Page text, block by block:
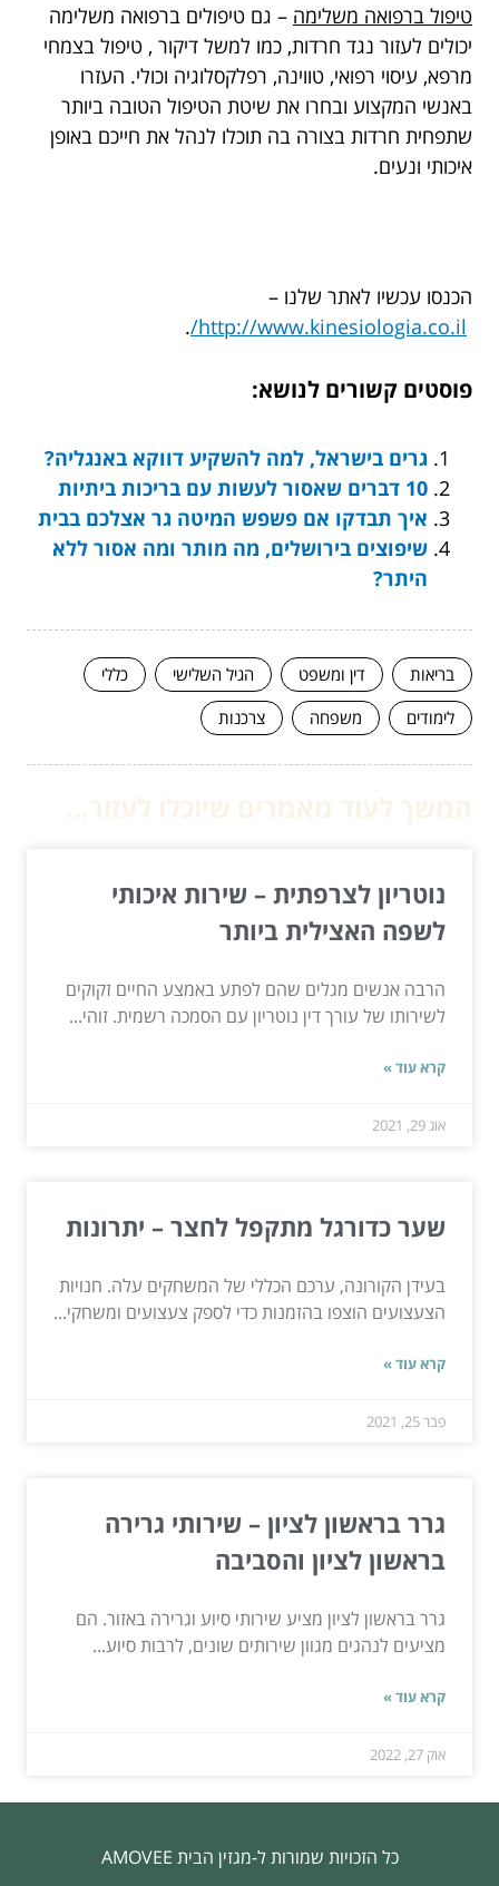
טיפול ברפואה משלימה – גם טיפולים ברפואה משלימה
יכולים לעזור נגד חרדות, כמו למשל דיקור , טיפול בצמחי
מרפא, עיסוי רפואי, טווינה, רפלקסלוגיה וכולי. העזרו
באנשי המקצוע ובחרו את שיטת הטיפול הטובה ביותר
שתפחית חרדות בצורה בה תוכלו לנהל את חייכם באופן
איכותי ונעים.
הכנסו עכשיו לאתר שלנו –
http://www.kinesiologia.co.il/
.
פוסטים קשורים לנושא:
גרים בישראל, למה להשקיע דווקא באנגליה?
10 דברים שאסור לעשות עם בריכות ביתיות
איך תבדקו אם פשפש המיטה גר אצלכם בבית
שיפוצים בירושלים, מה מותר ומה אסור ללא
היתר?
בריאות דין ומשפט הגיל השלישי
כללי
לימודים
משפחה צרכנות
נוטריון לצרפתית – שירות איכותי
לשפה האצילית ביותר
הרבה אנשים מגלים שהם לפתע באמצע החיים זקוקים
לשירותו של עורך דין נוטריון עם הסמכה רשמית. זוהי...
קרא עוד »
אוג 29, 2021
שער כדורגל מתקפל לחצר – יתרונות
בעידן הקורונה, ערכם הכללי של המשחקים עלה. חנויות
הצעצועים הוצפו בהזמנות כדי לספק צעצועים ומשחקי...
קרא עוד »
פבר 25, 2021
גרר בראשון לציון – שירותי גרירה
בראשון לציון והסביבה
גרר בראשון לציון מציע שירותי סיוע וגרירה באזור. הם
מציעים לנהגים מגוון שירותים שונים, לרבות סיוע...
קרא עוד »
אוק 27, 2022
כל הזכויות שמורות ל-מגזין הבית AMOVEE